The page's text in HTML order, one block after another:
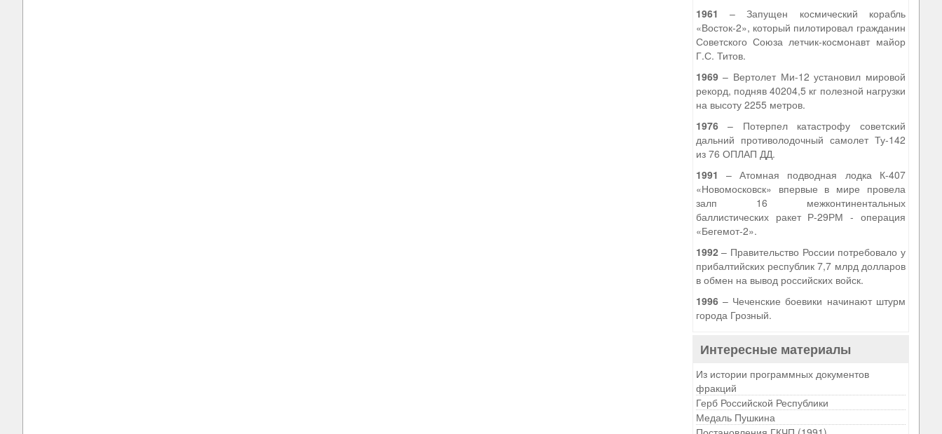
1961 – Запущен космический корабль
«Восток-2», который пилотировал гражданин
Советского Союза летчик-космонавт майор
Г.С. Титов.
1969– Вертолет Ми-12 установил мировой
рекорд, подняв 40204,5 кг полезной нагрузки
на высоту 2255 метров.
1976– Потерпел катастрофу советский
дальний противолодочный самолет Ту-142
из 76 ОПЛАП ДД.
1991 – Атомная подводная лодка К-407
«Новомосковск» впервые в мире провела
залп 16 межконтинентальных
баллистических ракет Р-29РМ - операция
«Бегемот-2».
1992– Правительство России потребовало у
прибалтийских республик 7,7 млрд долларов
в обмен на вывод российских войск.
1996– Чеченские боевики начинают штурм
города Грозный.
Интересные материалы
Из истории программных документов
фракций
Герб Российской Республики
Медаль Пушкина